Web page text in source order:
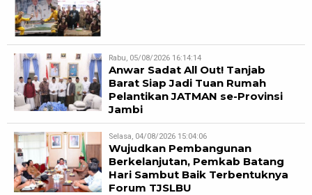
Rabu, 05/08/2026 16:14:14
Anwar Sadat All Out! Tanjab
Barat Siap Jadi Tuan Rumah
Pelantikan JATMAN se-Provinsi
Jambi
Selasa, 04/08/2026 15:04:06
Wujudkan Pembangunan
Berkelanjutan, Pemkab Batang
Hari Sambut Baik Terbentuknya
Forum TJSLBU